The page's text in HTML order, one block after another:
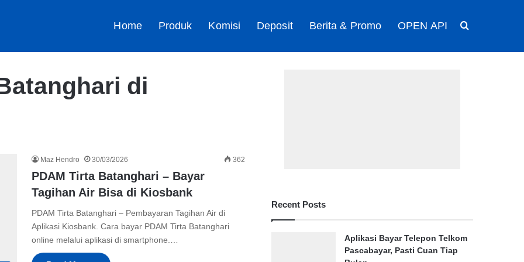
Home Produk Komisi Deposit Berita & Promo OPEN API
di
Maz Hendro 30/03/2026 362
PDAM Tirta Batanghari – Bayar
Tagihan Air Bisa di Kiosbank
PDAM Tirta Batanghari – Pembayaran Tagihan Air di
Aplikasi Kiosbank. Cara bayar PDAM Tirta Batanghari
online melalui aplikasi di smartphone.…
Recent Posts
Aplikasi Bayar Telepon Telkom
Pascabayar, Pasti Cuan Tiap